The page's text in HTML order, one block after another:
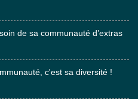
de sa communauté d’extras
c'est sa diversité !